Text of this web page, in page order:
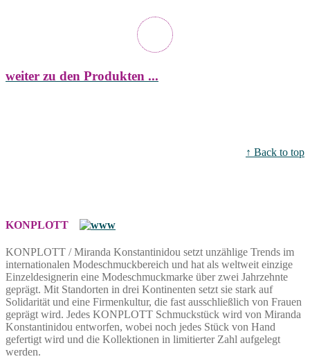
weiter zu den Produkten ...
↑ Back to top
KONPLOTT
KONPLOTT / Miranda Konstantinidou setzt unzählige Trends im
internationalen Modeschmuckbereich und hat als weltweit einzige
Einzeldesignerin eine Modeschmuckmarke über zwei Jahrzehnte
geprägt. Mit Standorten in drei Kontinenten setzt sie stark auf
Solidarität und eine Firmenkultur, die fast ausschließlich von Frauen
geprägt wird. Jedes KONPLOTT Schmuckstück wird von Miranda
Konstantinidou entworfen, wobei noch jedes Stück von Hand
gefertigt wird und die Kollektionen in limitierter Zahl aufgelegt
werden.